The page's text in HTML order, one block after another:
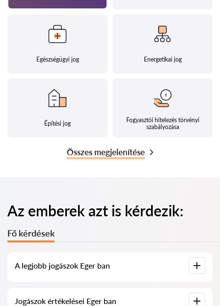
Egészségügyi jog Energetikai jog
Építési jog
Fogyasztói hitelezés törvényi
szabályozása
Összes megjelenítése
Az emberek azt is kérdezik:
Fő kérdések
A legjobb jogászok Eger ban
információval. Árak, értékelések, telefonszám és cím.
Jogászok értékelései Eger ban